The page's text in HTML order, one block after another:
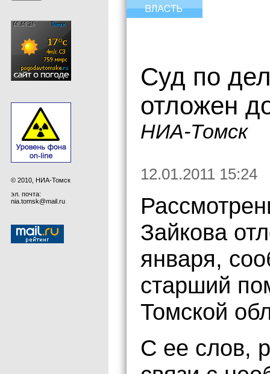
© 2010, НИА-Томск
эл. почта:
nia.tomsk@mail.ru
Суд по
отложен
НИА-Томск
12.01.2011 15:24
Зайкова
января,
старший
Томской
С ее слов,